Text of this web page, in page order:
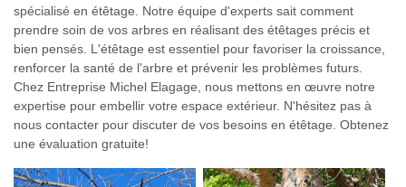
spécialisé en étêtage. Notre équipe d'experts sait comment
prendre soin de vos arbres en réalisant des étêtages précis et
bien pensés. L'étêtage est essentiel pour favoriser la croissance,
renforcer la santé de l'arbre et prévenir les problèmes futurs.
Chez Entreprise Michel Elagage, nous mettons en œuvre notre
expertise pour embellir votre espace extérieur. N'hésitez pas à
nous contacter pour discuter de vos besoins en étêtage. Obtenez
une évaluation gratuite!